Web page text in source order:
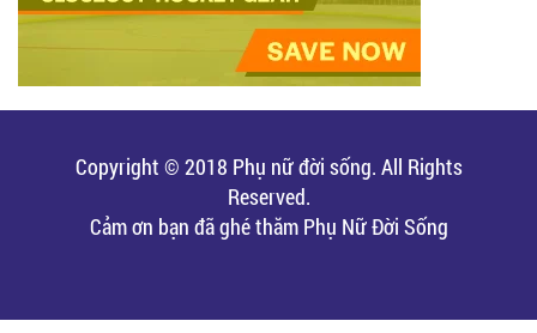
Copyright © 2018 Phụ nữ đời sống. All Rights
Reserved.
Cảm ơn bạn đã ghé thăm Phụ Nữ Đời Sống